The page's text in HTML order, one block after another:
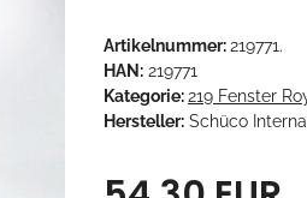
Artikelnummer:219771.
HAN: 219771
Kategorie:219 Fenster
Hersteller: Schüco